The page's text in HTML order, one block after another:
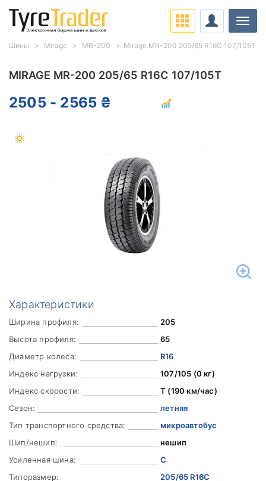
MIRAGE MR-200 205/65 R16C 107/105T
2505 - 2565 ₴
Характеристики
Ширина профиля:
205
Высота профиля:
65
Диаметр колеса:
R16
Индекс нагрузки:
107/105 (0 кг)
Индекс скорости:
T (190 км/час)
Сезон:
летняя
Тип транспортного средства:
микроавтобус
Шип/нешип:
нешип
Усиленная шина:
C
Типоразмер:
205/65 R16C
Шины Mirage MR-200 Mirage MR-200 205/65 R16C 107/105T